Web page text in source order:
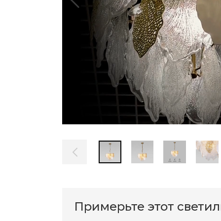
Примерьте этот